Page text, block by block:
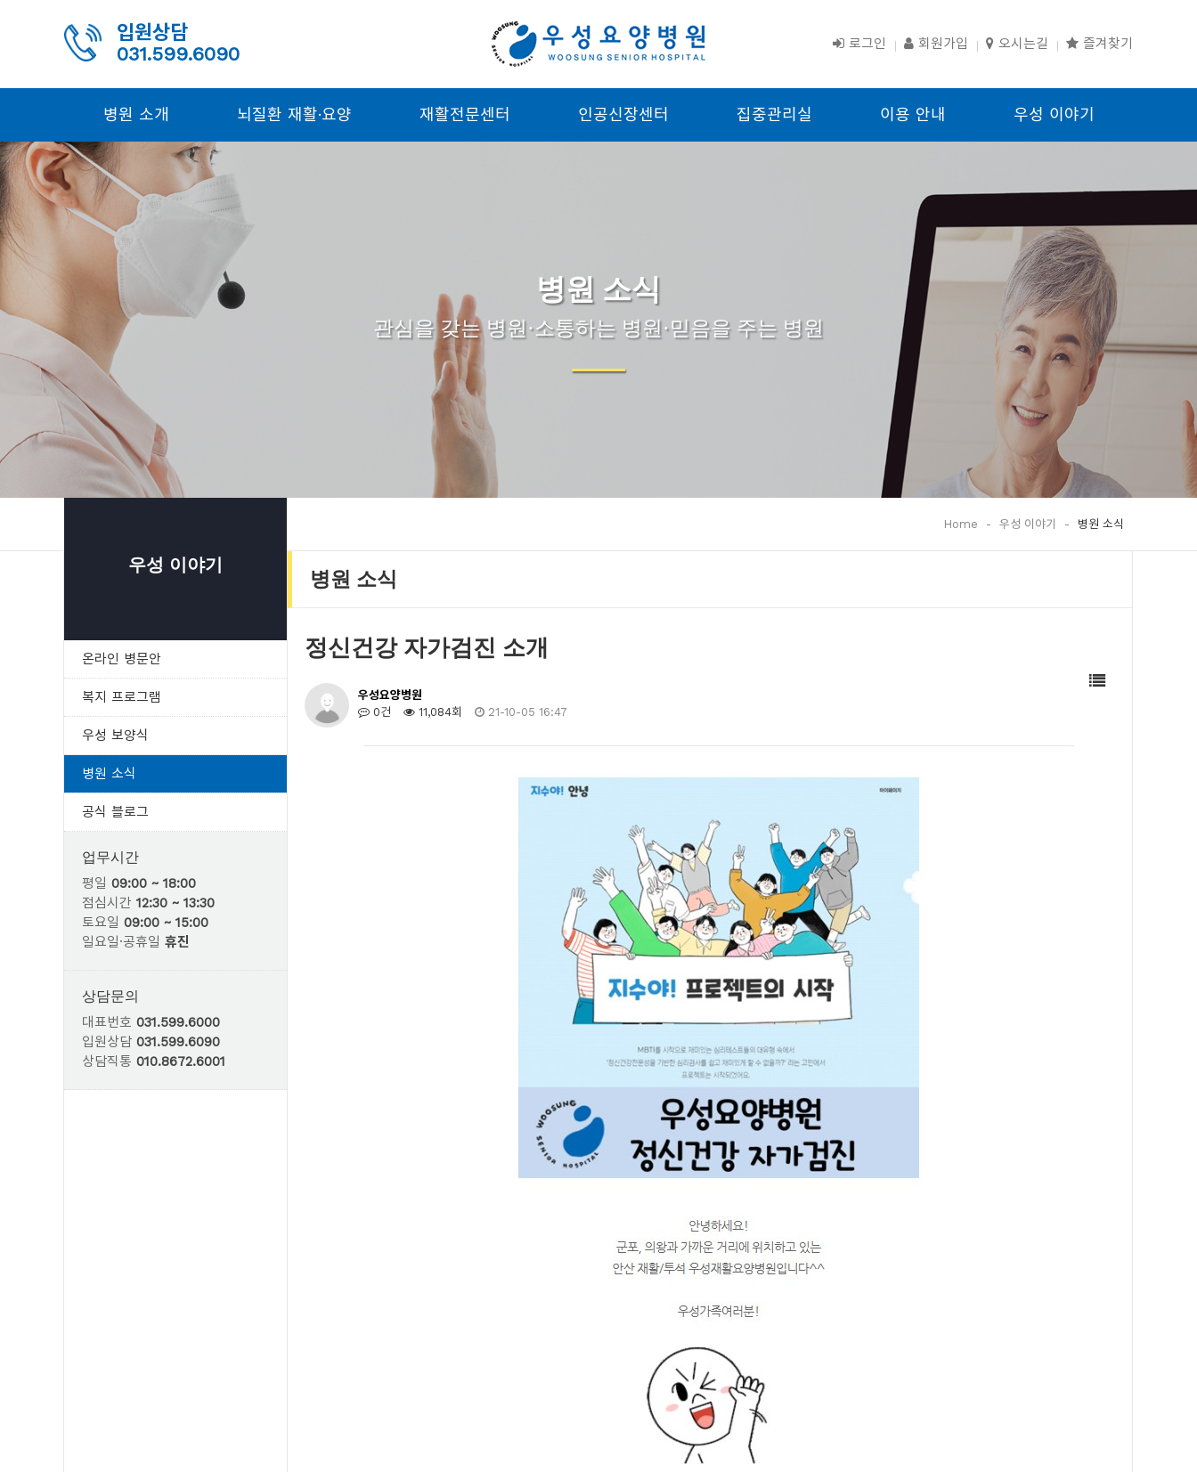
입원상담
031.599.6090
로그인 회원가입 오시는길 즐겨찾기
병원 소개 뇌질환 재활·요양 재활전문센터 인공신장센터 집중관리실 이용 안내 우성 이야기
병원 소식
관심을 갖는 병원·소통하는 병원·믿음을 주는 병원
Home - 우성 이야기 - 병원 소식
우성 이야기
온라인 병문안
복지 프로그램
우성 보양식
병원 소식
공식 블로그
업무시간
평일 09:00 ~ 18:00
점심시간 12:30 ~ 13:30
토요일 09:00 ~ 15:00
일요일·공휴일 휴진
상담문의
대표번호 031.599.6000
입원상담 031.599.6090
상담직통 010.8672.6001
병원 소식
정신건강 자가검진 소개
우성요양병원
0건
11,084회 21-10-05 16:47